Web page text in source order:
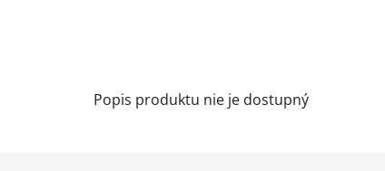
Popis produktu nie je dostupný